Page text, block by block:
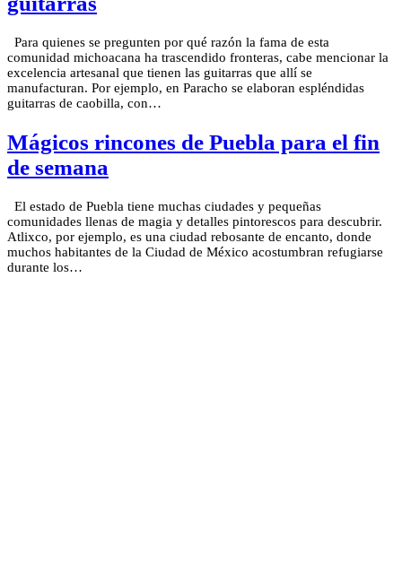
Para quienes se pregunten por qué razón la fama de esta
comunidad michoacana ha trascendido fronteras, cabe mencionar la
excelencia artesanal que tienen las guitarras que allí se
manufacturan. Por ejemplo, en Paracho se elaboran espléndidas
guitarras de caobilla, con…
Mágicos rincones de Puebla para el fin
de semana
El estado de Puebla tiene muchas ciudades y pequeñas
comunidades llenas de magia y detalles pintorescos para descubrir.
Atlixco, por ejemplo, es una ciudad rebosante de encanto, donde
muchos habitantes de la Ciudad de México acostumbran refugiarse
durante los…